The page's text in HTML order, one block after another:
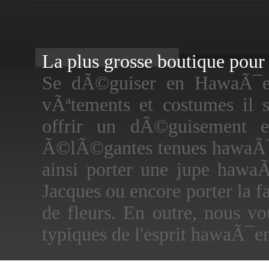
La plus grosse boutique
Se dÃ©guiser en
vÃªtements et costumes
offrir un dÃ©guisement
Ã©lÃ©gantes tenues
ainsi porter une jupe
Jacques ou encore porter la
de fleurs. En outre, nous
typiques de l'esprit